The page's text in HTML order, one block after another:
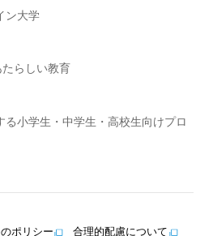
ン大学
らしい教育
小学生・中学生・高校生向けプロ
ポリシー 合理的配慮について